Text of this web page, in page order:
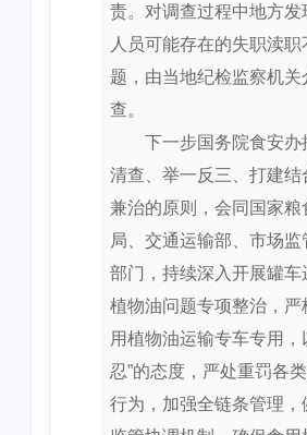
责。对调查过程中地方发
人员可能存在的失职渎职
题，由当地纪检监察机关
查。
下一步国务院食安办
清查、举一反三、打建结
兼治的原则，会同国家粮
局、交通运输部、市场监
部门，持续深入开展罐车
植物油问题专项整治，严
用植物油运输专车专用，
忍”的态度，严处重罚各
行为，加强全链条管理，